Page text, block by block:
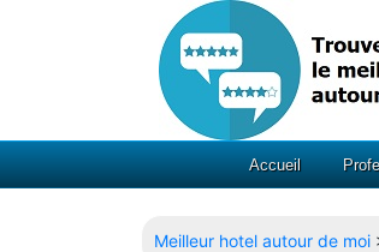
Accueil
Meilleur hotel autour de moi